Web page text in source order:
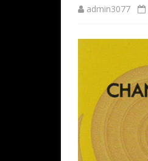
admin3077